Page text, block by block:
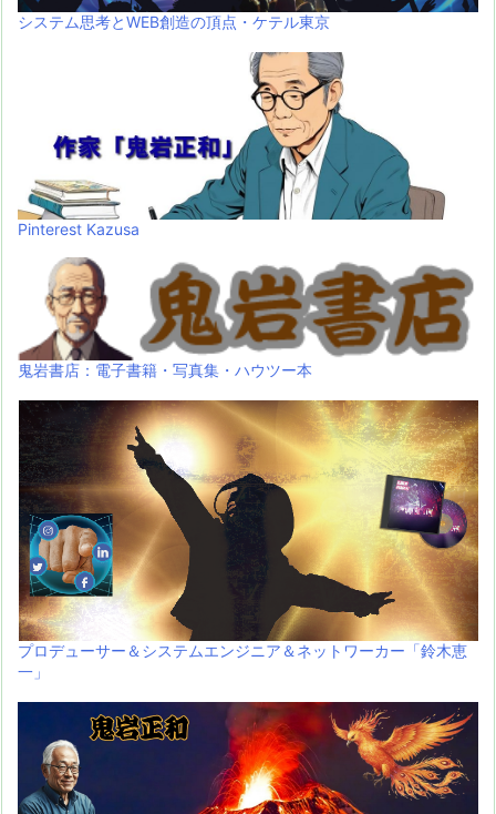
システム思考とWEB創造の頂点・ケテル東京
Pinterest Kazusa
鬼岩書店：電子書籍・写真集・ハウツー本
プロデューサー＆システムエンジニア＆ネットワーカー「鈴木恵
一」